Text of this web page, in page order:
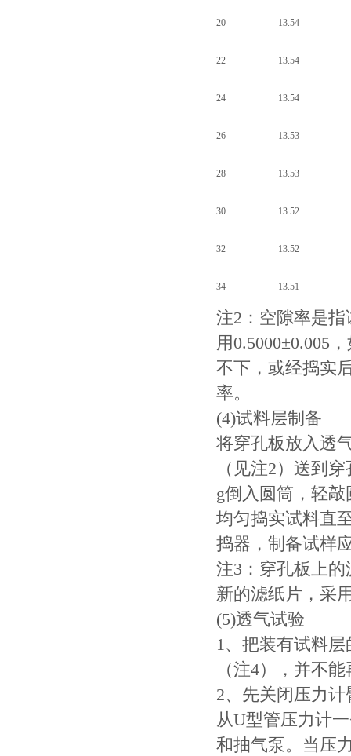
20 13.54
22 13.54
24 13.54
26 13.53
28 13.53
30 13.52
32 13.52
34 13.51
注2：空隙率是
用0.5000±0.005
不下，或经捣实
率。
(4)试料层制备
将穿孔板放入透
（见注2）送到
g倒入圆筒，轻
均匀捣实试料直
捣器，制备试样
注3：穿孔板上
新的滤纸片，采
(5)透气试验
1、把装有试料
（注4），并不
2、先关闭压力
从U型管压力计
和抽气泵。当压